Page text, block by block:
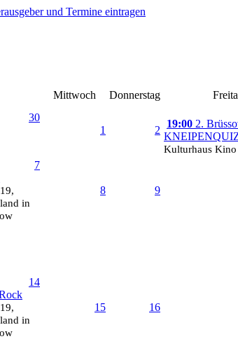
Mittwoch Donnerstag
30
1 2
19:00 2.
Kulturhaus
7
in
8 9
14
in
15 16